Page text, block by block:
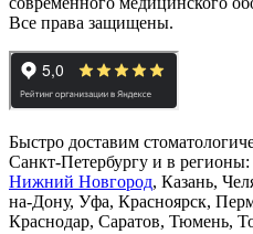
Все права защищены.
Быстро доставим
Санкт-Петербургу и в
Нижний Новгород, Казань,
на-Дону, Уфа, Красноярск,
Краснодар, Саратов, Тюмень,